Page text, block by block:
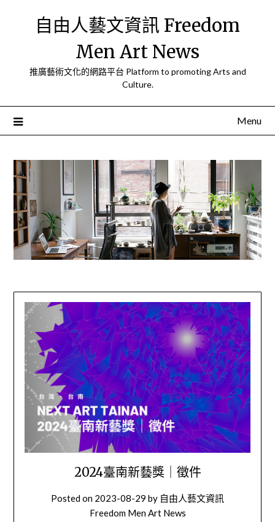
自由人藝文資訊 Freedom
Men Art News
推廣藝術文化的網路平台 Platform to promoting Arts and
Culture.
Menu
2024臺南新藝獎｜徵件
Posted on 2023-08-29 by 自由人藝文資訊
Freedom Men Art News